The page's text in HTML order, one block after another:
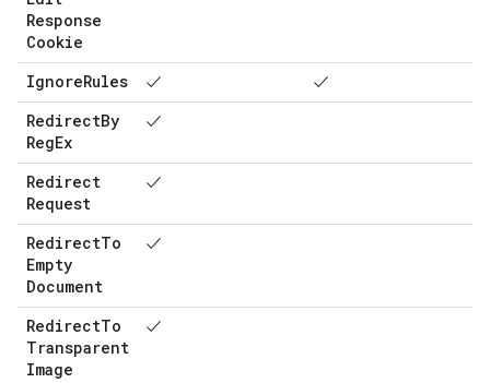
Response
Cookie
IgnoreRules ✓ ✓
RedirectBy
RegEx
✓
Redirect
Request
✓
RedirectTo
Empty
Document
✓
RedirectTo
Transparent
Image
✓